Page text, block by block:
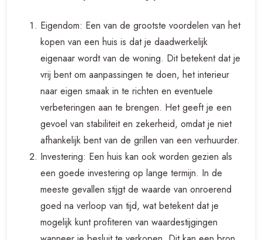
Eigendom: Een van de grootste voordelen van het
kopen van een huis is dat je daadwerkelijk
eigenaar wordt van de woning. Dit betekent dat je
vrij bent om aanpassingen te doen, het interieur
naar eigen smaak in te richten en eventuele
verbeteringen aan te brengen. Het geeft je een
gevoel van stabiliteit en zekerheid, omdat je niet
afhankelijk bent van de grillen van een verhuurder.
Investering: Een huis kan ook worden gezien als
een goede investering op lange termijn. In de
meeste gevallen stijgt de waarde van onroerend
goed na verloop van tijd, wat betekent dat je
mogelijk kunt profiteren van waardestijgingen